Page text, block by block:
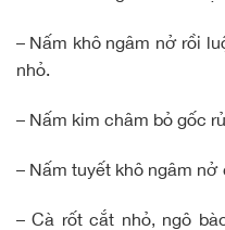
– Nấm khô ngâm nở rồi
nhỏ.
– Nấm kim châm bỏ gốc
– Nấm tuyết khô ngâm nở
– Cà rốt cắt nhỏ, ngô